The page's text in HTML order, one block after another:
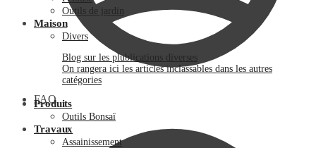
FAQ
Outils de jardin
Maison
Divers
Blog sur les plublications diverses
On rangera ici les articles inclassables dans les autres
catégories
Produits
Outils Bonsaï
Travaux
Assainissement